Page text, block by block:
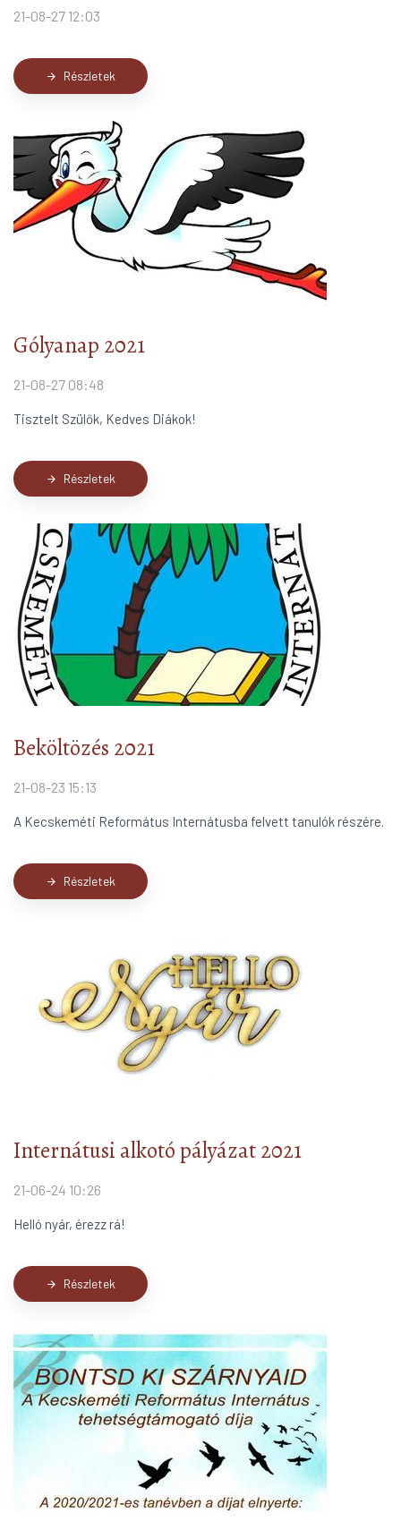
21-08-27 12:03
arrow_forward Részletek
Gólyanap 2021
21-08-27 08:48
Tisztelt Szülők, Kedves Diákok!
arrow_forward Részletek
Beköltözés 2021
21-08-23 15:13
A Kecskeméti Református Internátusba felvett tanulók részére.
arrow_forward Részletek
Internátusi alkotó pályázat 2021
21-06-24 10:26
Helló nyár, érezz rá!
arrow_forward Részletek